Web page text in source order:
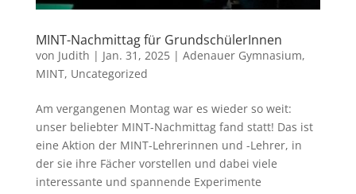
MINT-Nachmittag für GrundschülerInnen
von Judith | Jan. 31, 2025| Adenauer Gymnasium,
MINT, Uncategorized
Am vergangenen Montag war es wieder so weit:
unser beliebter MINT-Nachmittag fand statt! Das ist
eine Aktion der MINT-Lehrerinnen und -Lehrer, in
der sie ihre Fächer vorstellen und dabei viele
interessante und spannende Experimente